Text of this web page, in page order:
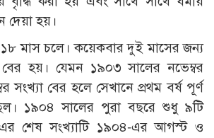
দেয়া হয়।
১৮ মাস চলে। কয়েকবার দুই মাসের জন্য
হয়। যেমন ১৯০৩ সালের নভেম্বর
সংখ্যা বের হলে সেখানে প্রথম বর্ষ পূর্ণ
১৯০৪ সালের পুরা বছরে শুধু ৯টি
শেষ সংখ্যাটি ১৯০৪-এর আগস্ট ও